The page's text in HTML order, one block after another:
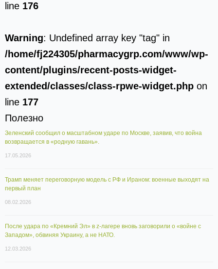
line 176
Warning: Undefined array key "tag" in
/home/fj224305/pharmacygrp.com/www/wp-
content/plugins/recent-posts-widget-
extended/classes/class-rpwe-widget.php on
line 177
Полезно
Зеленский сообщил о масштабном ударе по Москве, заявив, что война
возвращается в «родную гавань».
17.05.2026
Трамп меняет переговорную модель с РФ и Ираном: военные выходят на
первый план
08.02.2026
После удара по «Кремний Эл» в z-лагере вновь заговорили о «войне с
Западом», обвиняя Украину, а не НАТО.
12.03.2026